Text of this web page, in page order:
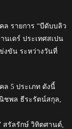
ล รายการ “บีดับบลิว
นเดร์ ประเทศสเปน
งขัน ระหว่างวันที่
ล 5 ประเภท ดังนี้
ชพล ธีระรัตน์สกุล,
รัลรักษ์ วิทิตศานต์,